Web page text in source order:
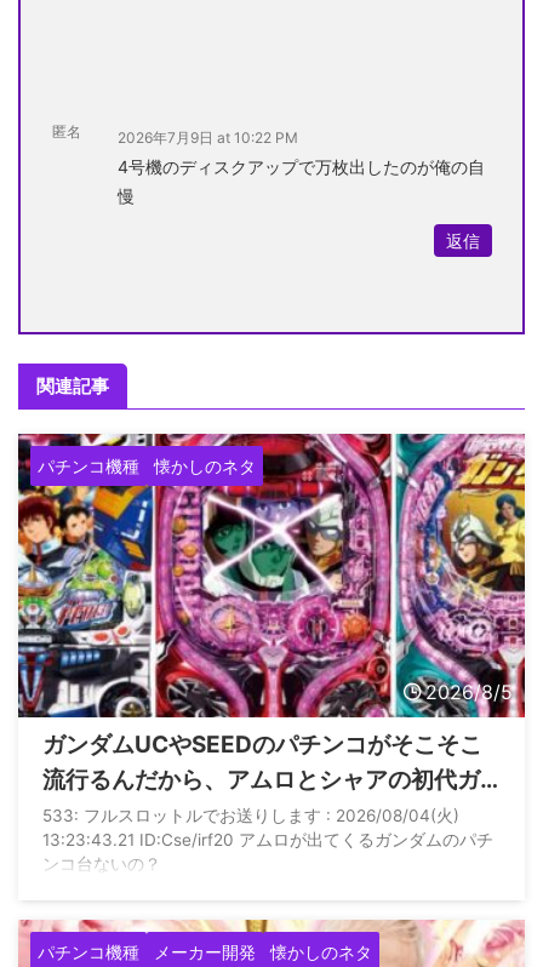
匿名 2026年7月9日 at 10:22 PM
4号機のディスクアップで万枚出したのが俺の自
慢
返信
関連記事
パチンコ機種 懐かしのネタ
2026/8/5
ガンダムUCやSEEDのパチンコがそこそこ
流行るんだから、アムロとシャアの初代ガ
ンダムで出してくれないかな？
533: フルスロットルでお送りします : 2026/08/04(火)
13:23:43.21 ID:Cse/irf20 アムロが出てくるガンダムのパチ
ンコ台ないの？
パチンコ機種 メーカー開発 懐かしのネタ